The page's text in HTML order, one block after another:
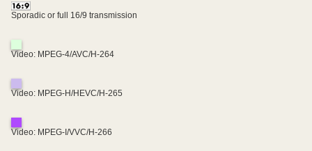
Sporadic or full 16/9 transmission
Video: MPEG-4/AVC/H-264
Video: MPEG-H/HEVC/H-265
Video: MPEG-I/VVC/H-266